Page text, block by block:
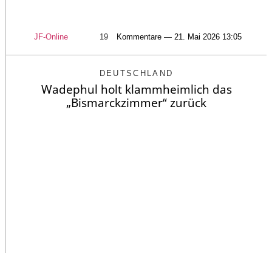
JF-Online 19 Kommentare — 21. Mai 2026 13:05
DEUTSCHLAND
Wadephul holt klammheimlich das
„Bismarckzimmer“ zurück